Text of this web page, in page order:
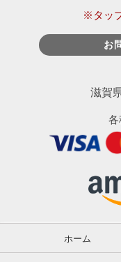
※タッ
お
滋賀
ホーム